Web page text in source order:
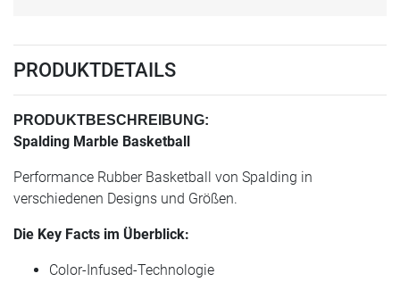
PRODUKTDETAILS
PRODUKTBESCHREIBUNG:
Spalding Marble Basketball
Performance Rubber Basketball von Spalding in
verschiedenen Designs und Größen.
Die Key Facts im Überblick:
Color-Infused-Technologie